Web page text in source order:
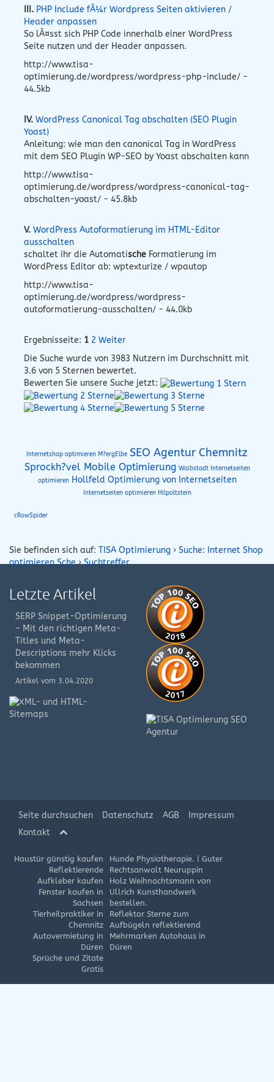
III. PHP Include fÃ¼r Wordpress Seiten aktivieren /
Header anpassen
So lÃ¤sst sich PHP Code innerhalb einer WordPress
Seite nutzen und der Header anpassen.
http://www.tisa-
optimierung.de/wordpress/wordpress-php-include/ -
44.5kb
IV. WordPress Canonical Tag abschalten (SEO Plugin
Yoast)
Anleitung: wie man den canonical Tag in WordPress
mit dem SEO Plugin WP-SEO by Yoast abschalten kann
http://www.tisa-
optimierung.de/wordpress/wordpress-canonical-tag-
abschalten-yoast/ - 45.8kb
V. WordPress Autoformatierung im HTML-Editor
ausschalten
schaltet ihr die Automatische Formatierung im
WordPress Editor ab: wptexturize / wpautop
http://www.tisa-
optimierung.de/wordpress/wordpress-
autoformatierung-ausschalten/ - 44.0kb
Ergebnisseite: 1 2 Weiter
Die Suche wurde von 3983 Nutzern im Durchschnitt mit
3.6 von 5 Sternen bewertet.
Bewerten Sie unsere Suche jetzt:
Internetshop optimieren M?ergElbe SEO Agentur Chemnitz
Sprockh?vel Mobile Optimierung Waibstadt Internetseiten
optimieren Hollfeld Optimierung von Internetseiten
Internetseiten optimieren Hilpoltstein
cRowSpider
Sie befinden sich auf: TISA Optimierung › Suche: Internet Shop
optimieren Sche›Suchtreffer
Letzte Artikel
SERP Snippet-Optimierung
– Mit den richtigen Meta-
Titles und Meta-
Descriptions mehr Klicks
bekommen
Artikel vom 3.04.2020
HTML-
Sitemap
Seite durchsuchen Datenschutz AGB
Impressum
Kontakt
Haustür günstig kaufen
Reflektierende
Aufkleber kaufen
Fenster kaufen in
Sachsen
Tierheilpraktiker in
Chemnitz
Autovermietung in
Düren
Sprüche und Zitate
Gratis
Hunde Physiotherapie.
Guter
Rechtsanwalt Neuruppin
Holz Weihnachtsmann von
Ullrich Kunsthandwerk
bestellen.
Reflektor Sterne zum
Aufbügeln reflektierend
Mehrmarken Autohaus in
Düren